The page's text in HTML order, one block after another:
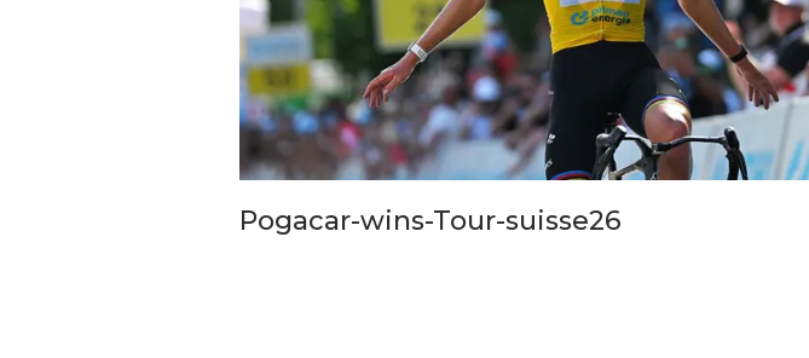
Pogacar-wins-Tour-suisse26
Gerbang Sekolah Dibuka Usai
Mediasi, Pemkot Bandung
Percepat Relokasi SDN 026…
Farhan Tegaskan Pendidikan
Anak Tak Boleh Jadi Korban